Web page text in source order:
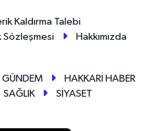
Kaldırma Talebi
Sözleşmesi
Hakkımızda
GÜNDEM
HAKKARİ HABER
SAĞLIK
SİYASET